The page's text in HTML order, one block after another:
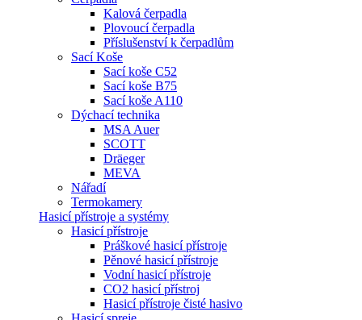
Kalová čerpadla
Plovoucí čerpadla
Příslušenství k čerpadlům
Sací Koše
Sací koše C52
Sací koše B75
Sací koše A110
Dýchací technika
MSA Auer
SCOTT
Dräeger
MEVA
Nářadí
Termokamery
Hasicí přístroje a systémy
Hasicí přístroje
Práškové hasicí přístroje
Pěnové hasicí přístroje
Vodní hasicí přístroje
CO2 hasicí přístroj
Hasicí přístroje čisté hasivo